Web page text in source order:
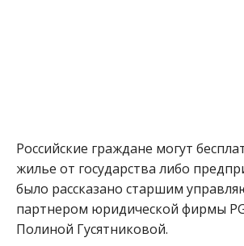
Российские граждане могут
жилье от государства либо
было рассказано старшим
партнером юридической фирмы
Полиной Гусятниковой.